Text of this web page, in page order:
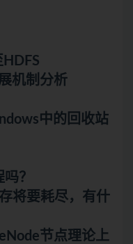
机制分析
中的回收站
？
将要耗尽，有什
节点理论上